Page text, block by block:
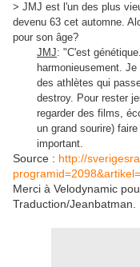
> JMJ est l'un des plus
devenu 63 cet automne.
pour son âge?
JMJ: "C'est
harmonieusement.
des athlètes qui
destroy. Pour rester
regarder des films,
un grand sourire)
important.
Source : http://
Merci à Velodynamic
Traduction/Jeanbatman.